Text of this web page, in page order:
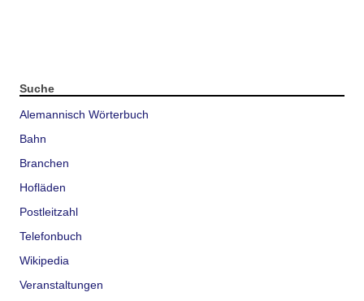
Suche
Alemannisch Wörterbuch
Bahn
Branchen
Hofläden
Postleitzahl
Telefonbuch
Wikipedia
Veranstaltungen